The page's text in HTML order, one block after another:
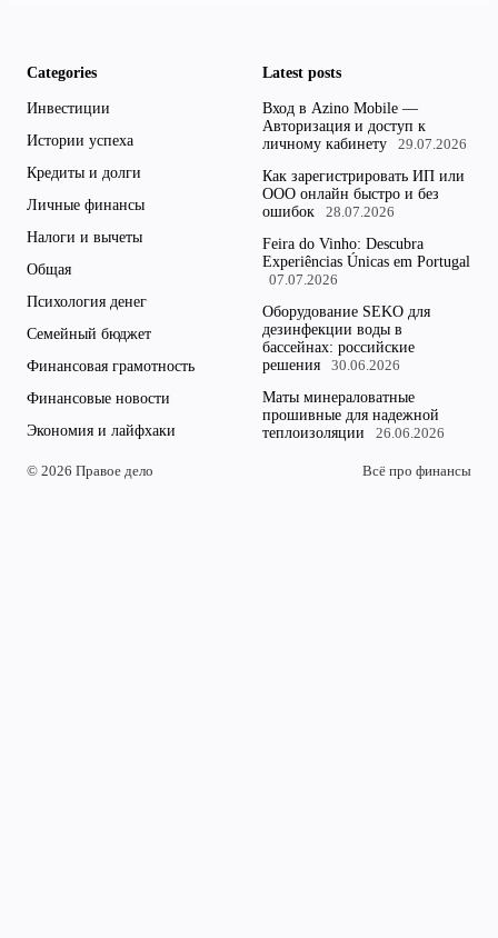
Categories
Инвестиции
Истории успеха
Кредиты и долги
Личные финансы
Налоги и вычеты
Общая
Психология денег
Семейный бюджет
Финансовая грамотность
Финансовые новости
Экономия и лайфхаки
Latest posts
Вход в Azino Mobile —
Авторизация и доступ к
личному кабинету
29.07.2026
Как зарегистрировать ИП или
ООО онлайн быстро и без
ошибок
28.07.2026
Feira do Vinho: Descubra
Experiências Únicas em Portugal
07.07.2026
Оборудование SEKO для
дезинфекции воды в
бассейнах: российские
решения
30.06.2026
Маты минераловатные
прошивные для надежной
теплоизоляции
26.06.2026
© 2026 Правое дело Всё про финансы